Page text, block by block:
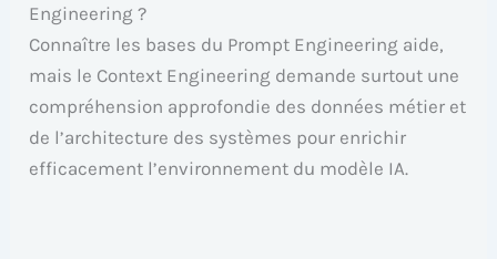
Engineering ?
Connaître les bases du Prompt Engineering aide,
mais le Context Engineering demande surtout une
compréhension approfondie des données métier et
de l’architecture des systèmes pour enrichir
efficacement l’environnement du modèle IA.